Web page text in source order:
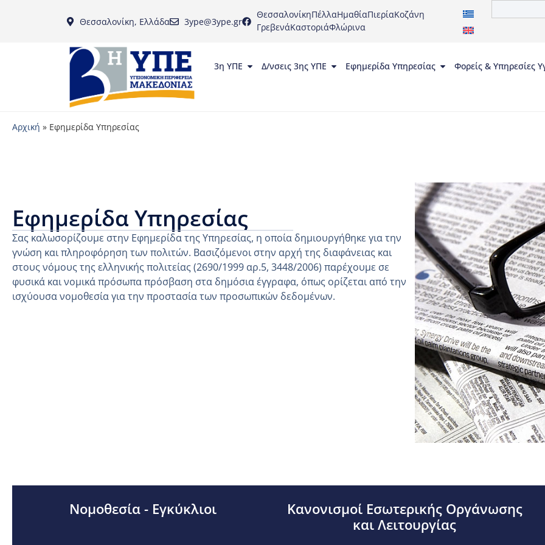
Θεσσαλονίκη, Ελλάδα 3ype@3ype.gr
ΘεσσαλονίκηΠέλλαΗμαθίαΠιερίαΚοζάνη
ΓρεβενάΚαστοριάΦλώρινα
3η ΥΠΕ Δ/νσεις 3ης ΥΠΕ Εφημερίδα Υπηρεσίας Φορείς & Υπηρεσίες
Αρχική » Εφημερίδα Υπηρεσίας
Εφημερίδα Υπηρεσίας
Σας καλωσορίζουμε στην Εφημερίδα της Υπηρεσίας, η οποία δημιουργήθηκε για την
γνώση και πληροφόρηση των πολιτών. Βασιζόμενοι στην αρχή της διαφάνειας και
στους νόμους της ελληνικής πολιτείας (2690/1999 αρ.5, 3448/2006) παρέχουμε σε
φυσικά και νομικά πρόσωπα πρόσβαση στα δημόσια έγγραφα, όπως ορίζεται από την
ισχύουσα νομοθεσία για την προστασία των προσωπικών δεδομένων.
Νομοθεσία - Εγκύκλιοι
Κανονισμοί Εσωτερικής Οργάνωσης
και Λειτουργίας